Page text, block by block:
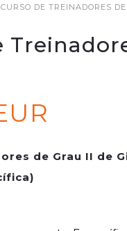
CURSO DE TREINADORES
de Grau II de